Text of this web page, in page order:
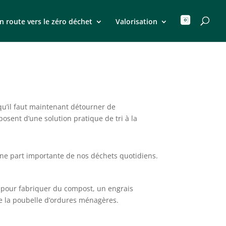
route vers le zéro déchet Valorisation 
faut maintenant détourner de
d’une solution pratique de tri à la
part importante de nos déchets quotidiens.
fabriquer du compost, un engrais
poubelle d’ordures ménagères.